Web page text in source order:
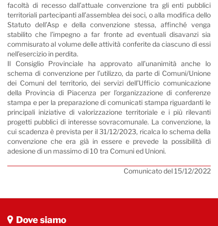
facoltà di recesso dall’attuale convenzione tra gli enti pubblici
territoriali partecipanti all’assemblea dei soci, o alla modifica dello
Statuto dell’Asp e della convenzione stessa, affinché venga
stabilito che l’impegno a far fronte ad eventuali disavanzi sia
commisurato al volume delle attività conferite da ciascuno di essi
nell’esercizio in perdita.
Il Consiglio Provinciale ha approvato all’unanimità anche lo
schema di convenzione per l’utilizzo, da parte di Comuni/Unione
dei Comuni del territorio, dei servizi dell’Ufficio comunicazione
della Provincia di Piacenza per l’organizzazione di conferenze
stampa e per la preparazione di comunicati stampa riguardanti le
principali iniziative di valorizzazione territoriale e i più rilevanti
progetti pubblici di interesse sovracomunale. La convenzione, la
cui scadenza è prevista per il 31/12/2023, ricalca lo schema della
convenzione che era già in essere e prevede la possibilità di
adesione di un massimo di 10 tra Comuni ed Unioni.
Comunicato del 15/12/2022
Dove siamo